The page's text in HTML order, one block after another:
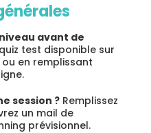
avant de
test disponible sur
ou en remplissant
session ?Remplissez
un mail de
prévisionnel.